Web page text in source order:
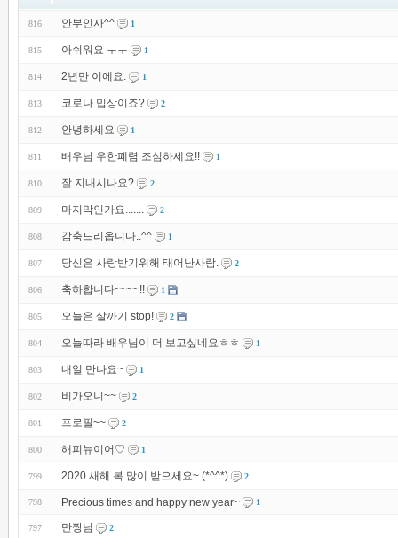
816 안부인사^^ 1
815 아쉬워요 ㅜㅜ 1
814 2년만 이에요. 1
813 코로나 밉상이죠? 2
812 안녕하세요 1
811 배우님 우한폐렴 조심하세요!! 1
810 잘 지내시나요? 2
809 마지막인가요....... 2
808 감축드리옵니다..^^ 1
807 당신은 사랑받기위해 태어난사람. 2
806 축하합니다~~~~!! 1
805 오늘은 살까기 stop! 2
804 오늘따라 배우님이 더 보고싶네요ㅎㅎ 1
803 내일 만나요~ 1
802 비가오니~~ 2
801 프로필~~ 2
800 해피뉴이어♡ 1
799 2020 새해 복 많이 받으세요~ (*^^*) 2
798 Precious times and happy new year~ 1
797 만짱님 2